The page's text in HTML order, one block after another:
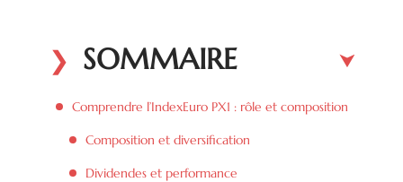
SOMMAIRE
Comprendre l’IndexEuro PX1 : rôle et composition
Composition et diversification
Dividendes et performance